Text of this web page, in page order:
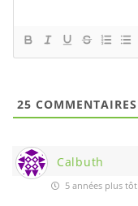
25 COMMENTAIRES
Calbuth
5 années plus tôt